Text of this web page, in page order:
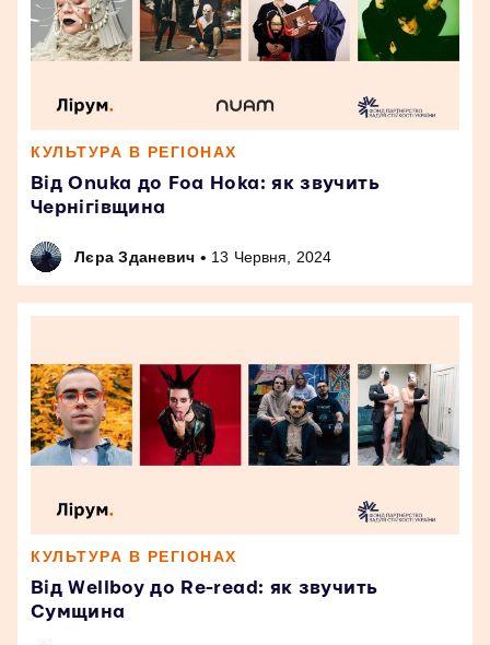
КУЛЬТУРА В РЕГІОНАХ
Від Onuka до Foa Hoka: як звучить
Чернігівщина
Лєра Зданевич • 13 Червня, 2024
КУЛЬТУРА В РЕГІОНАХ
Від Wellboy до Re-read: як звучить
Сумщина